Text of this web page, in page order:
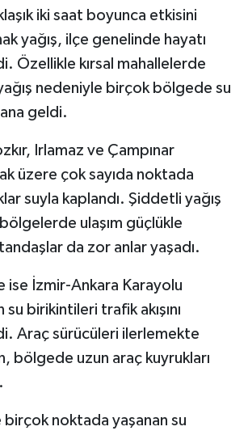
iki saat boyunca etkisini
yağış, ilçe genelinde hayatı
Özellikle kırsal mahallelerde
nedeniyle birçok bölgede su
geldi.
Irlamaz ve Çampınar
üzere çok sayıda noktada
suyla kaplandı. Şiddetli yağış
ulaşım güçlükle
da zor anlar yaşadı.
ise İzmir-Ankara Karayolu
birikintileri trafik akışını
Araç sürücüleri ilerlemekte
bölgede uzun araç kuyrukları
birçok noktada yaşanan su